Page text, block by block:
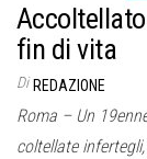
fin di vita
Di REDAZIONE
Roma – Un
coltellate